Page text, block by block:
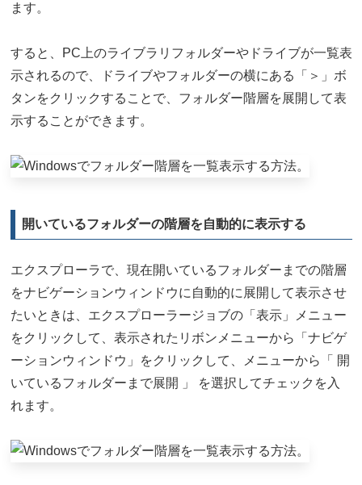
ます。
すると、PC上のライブラリフォルダーやドライブが一覧表
示されるので、ドライブやフォルダーの横にある「＞」ボ
タンをクリックすることで、フォルダー階層を展開して表
示することができます。
開いているフォルダーの階層を自動的に表示する
エクスプローラで、現在開いているフォルダーまでの階層
をナビゲーションウィンドウに自動的に展開して表示させ
たいときは、エクスプローラージョブの「表示」メニュー
をクリックして、表示されたリボンメニューから「ナビゲ
ーションウィンドウ」をクリックして、メニューから「 開
いているフォルダーまで展開 」 を選択してチェックを入
れます。